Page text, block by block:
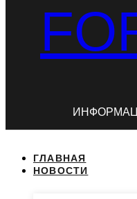
ГЛАВНАЯ
НОВОСТИ